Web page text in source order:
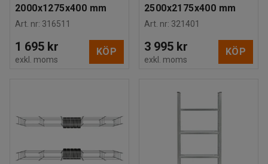
2000x1275x400 mm
Art. nr: 316511
1 695 kr
exkl. moms
KÖP
2500x2175x400 mm
Art. nr: 321401
3 995 kr
exkl. moms
KÖP